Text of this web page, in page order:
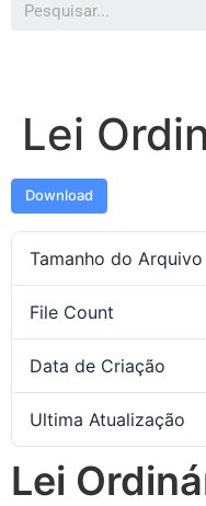
Lei
Download
Tamanho do Arquivo
File Count
Data de Criação
Ultima Atualização
Lei